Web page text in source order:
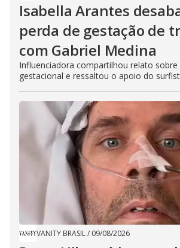
Isabella Arantes
perda de gestação de
com Gabriel Medina
Influenciadora compartilhou relato sobre
gestacional e ressaltou o apoio do
VANITY BRASIL/ 09/08/2026